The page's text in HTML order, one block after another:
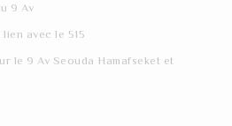
9 Av
avec le 515
le 9 Av Seouda Hamafseket et